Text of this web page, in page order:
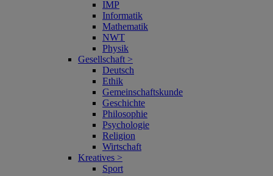
IMP
Informatik
Mathematik
NWT
Physik
Gesellschaft >
Deutsch
Ethik
Gemeinschaftskunde
Geschichte
Philosophie
Psychologie
Religion
Wirtschaft
Kreatives >
Sport